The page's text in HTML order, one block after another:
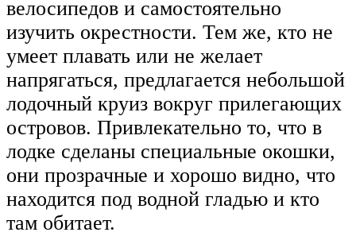
велосипедов и самостоятельно
изучить окрестности. Тем же, кто не
умеет плавать или не желает
напрягаться, предлагается небольшой
лодочный круиз вокруг прилегающих
островов. Привлекательно то, что в
лодке сделаны специальные окошки,
они прозрачные и хорошо видно, что
находится под водной гладью и кто
там обитает.